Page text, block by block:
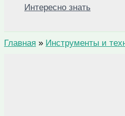
Интересно знать
Главная » Инструменты и